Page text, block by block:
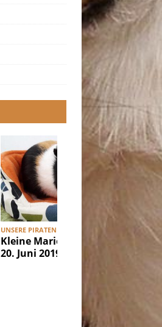
UNSERE PIRATEN
Kleine Marie, geboren
20. Juni 2019
UNSERE
Ibiza,